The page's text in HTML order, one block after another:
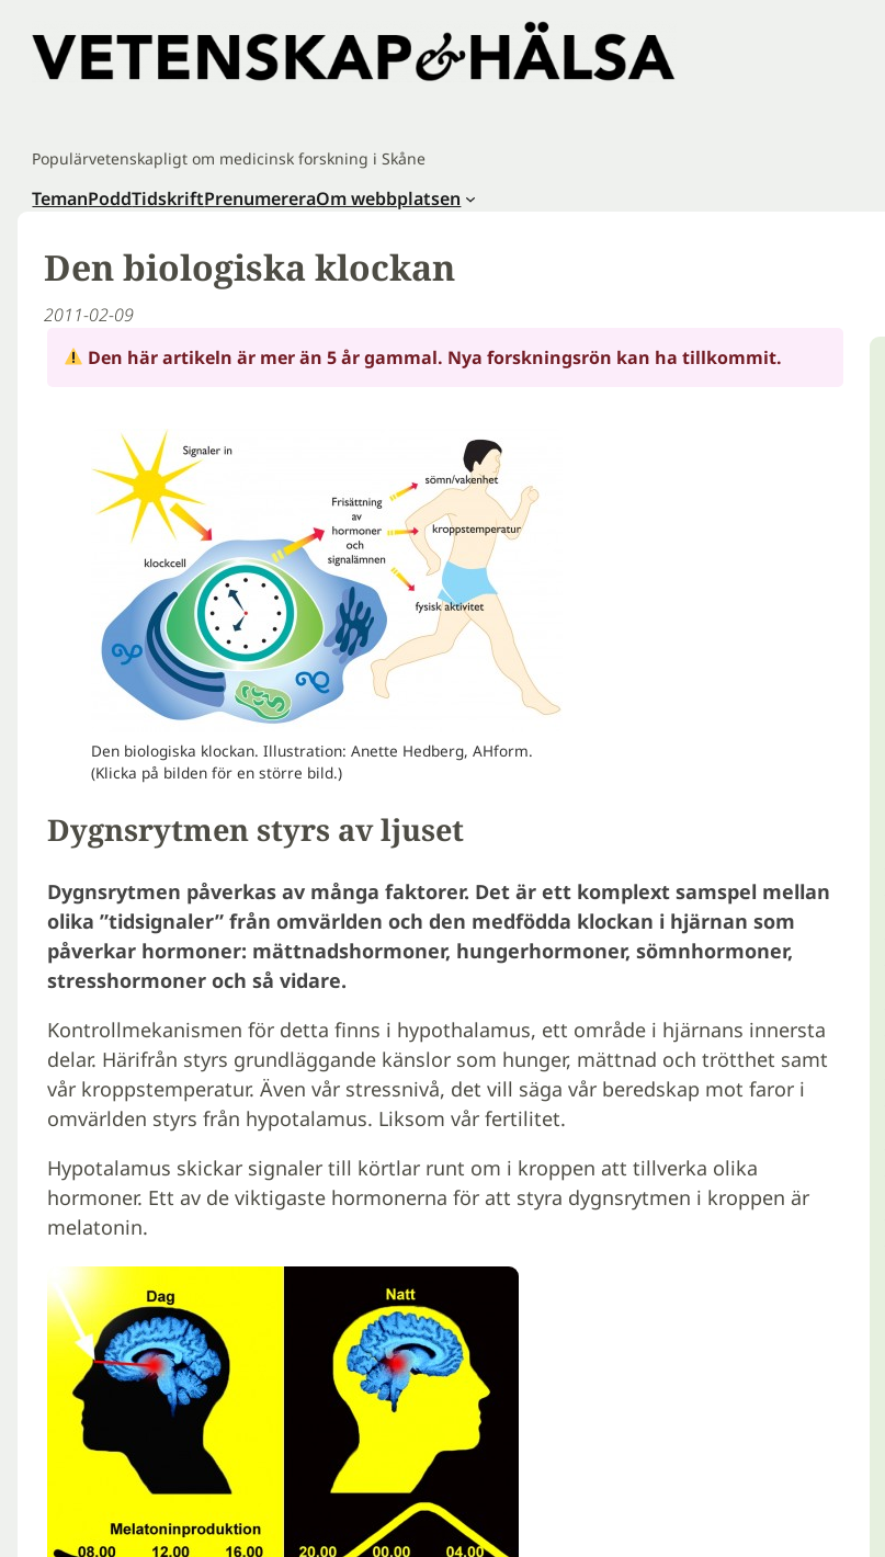
innehåll
Populärvetenskapligt om medicinsk forskning i Skåne
TemanPoddTidskriftPrenumereraOm webbplatsen
Den biologiska klockan
2011-02-09
Den här artikeln är mer än 5 år gammal. Nya forskningsrön kan ha tillkommit.
Den biologiska klockan. Illustration: Anette Hedberg, AHform.
(Klicka på bilden för en större bild.)
Dygnsrytmen styrs av ljuset
Dygnsrytmen påverkas av många faktorer. Det är ett komplext samspel mellan
olika ”tidsignaler” från omvärlden och den medfödda klockan i hjärnan som
påverkar hormoner: mättnadshormoner, hungerhormoner, sömnhormoner,
stresshormoner och så vidare.
Kontrollmekanismen för detta finns i hypothalamus, ett område i hjärnans innersta
delar. Härifrån styrs grundläggande känslor som hunger, mättnad och trötthet samt
vår kroppstemperatur. Även vår stressnivå, det vill säga vår beredskap mot faror i
omvärlden styrs från hypotalamus. Liksom vår fertilitet.
Hypotalamus skickar signaler till körtlar runt om i kroppen att tillverka olika
hormoner. Ett av de viktigaste hormonerna för att styra dygnsrytmen i kroppen är
melatonin.